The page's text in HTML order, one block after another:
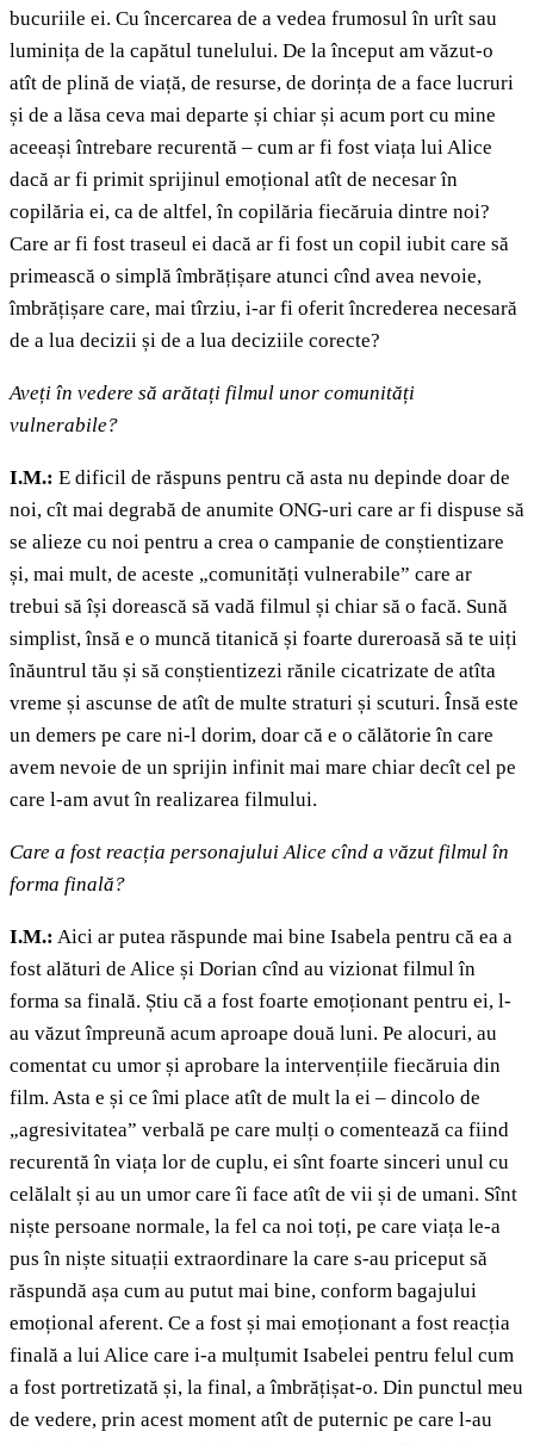
bucuriile ei. Cu încercarea de a vedea frumosul în urît sau
luminița de la capătul tunelului. De la început am văzut-o
atît de plină de viață, de resurse, de dorința de a face lucruri
și de a lăsa ceva mai departe și chiar și acum port cu mine
aceeași întrebare recurentă – cum ar fi fost viața lui Alice
dacă ar fi primit sprijinul emoțional atît de necesar în
copilăria ei, ca de altfel, în copilăria fiecăruia dintre noi?
Care ar fi fost traseul ei dacă ar fi fost un copil iubit care să
primească o simplă îmbrățișare atunci cînd avea nevoie,
îmbrățișare care, mai tîrziu, i-ar fi oferit încrederea necesară
de a lua decizii și de a lua deciziile corecte?
Aveți în vedere să arătați filmul unor comunități
vulnerabile?
I.M.: E dificil de răspuns pentru că asta nu depinde doar de
noi, cît mai degrabă de anumite ONG-uri care ar fi dispuse să
se alieze cu noi pentru a crea o campanie de conștientizare
și, mai mult, de aceste „comunități vulnerabile” care ar
trebui să își dorească să vadă filmul și chiar să o facă. Sună
simplist, însă e o muncă titanică și foarte dureroasă să te uiți
înăuntrul tău și să conștientizezi rănile cicatrizate de atîta
vreme și ascunse de atît de multe straturi și scuturi. Însă este
un demers pe care ni-l dorim, doar că e o călătorie în care
avem nevoie de un sprijin infinit mai mare chiar decît cel pe
care l-am avut în realizarea filmului.
Care a fost reacția personajului Alice cînd a văzut filmul în
forma finală?
I.M.: Aici ar putea răspunde mai bine Isabela pentru că ea a
fost alături de Alice și Dorian cînd au vizionat filmul în
forma sa finală. Știu că a fost foarte emoționant pentru ei, l-
au văzut împreună acum aproape două luni. Pe alocuri, au
comentat cu umor și aprobare la intervențiile fiecăruia din
film. Asta e și ce îmi place atît de mult la ei – dincolo de
„agresivitatea” verbală pe care mulți o comentează ca fiind
recurentă în viața lor de cuplu, ei sînt foarte sinceri unul cu
celălalt și au un umor care îi face atît de vii și de umani. Sînt
niște persoane normale, la fel ca noi toți, pe care viața le-a
pus în niște situații extraordinare la care s-au priceput să
răspundă așa cum au putut mai bine, conform bagajului
emoțional aferent. Ce a fost și mai emoționant a fost reacția
finală a lui Alice care i-a mulțumit Isabelei pentru felul cum
a fost portretizată și, la final, a îmbrățișat-o. Din punctul meu
de vedere, prin acest moment atît de puternic pe care l-au